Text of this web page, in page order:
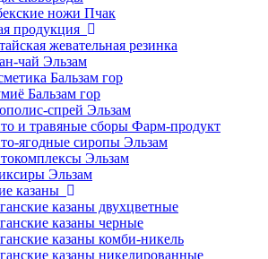
ножи Пчак
продукция
жевательная резинка
чай Эльзам
Бальзам гор
Бальзам гор
спрей Эльзам
и травяные сборы Фарм-продукт
ягодные сиропы Эльзам
Эльзам
Эльзам
казаны
казаны двухцветные
казаны черные
казаны комби-никель
казаны никелированные